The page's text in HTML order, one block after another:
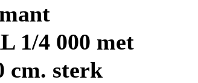
1/4 000 met
cm. sterk